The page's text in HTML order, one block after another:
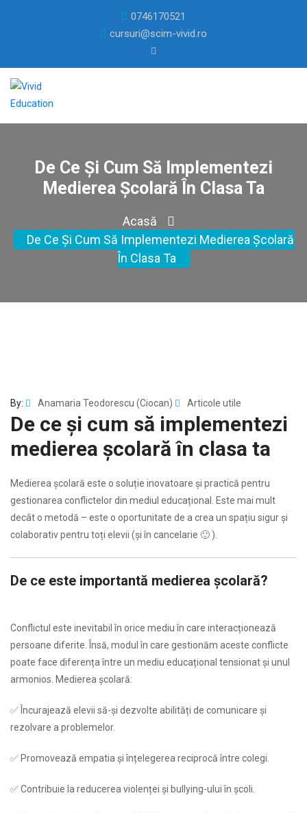
0746170521
cursuri@scim-vivid.ro
De Ce Și Cum Să Implementezi
Medierea Școlară În Clasa Ta
Acasă
De Ce Și Cum Să Implementezi Medierea Școlară
În Clasa Ta
By: Anamaria Teodorescu (Ciocan) Articole utile
De ce și cum să implementezi
medierea școlară în clasa ta
Medierea școlară este o soluție inovatoare și practică pentru
gestionarea conflictelor din mediul educațional. Este mai mult
decât o metodă – este o oportunitate de a crea un spațiu sigur și
colaborativ pentru toți elevii (și în cancelarie 🙂 ).
De ce este importantă medierea școlară?
Conflictul este inevitabil în orice mediu în care interacționează
persoane diferite. Însă, modul în care gestionăm aceste conflicte
poate face diferența între un mediu educațional tensionat și unul
armonios. Medierea școlară:
✅ Încurajează elevii să-și dezvolte abilități de comunicare și
rezolvare a problemelor.
✅ Promovează empatia și înțelegerea reciprocă între colegi.
✅ Contribuie la reducerea violenței și bullying-ului în școli.